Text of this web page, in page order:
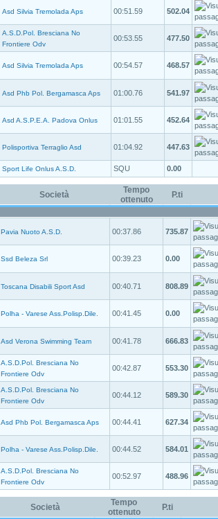
Asd Silvia Tremolada Aps 00:51.59 502.04
A.S.D.Pol. Bresciana No
Frontiere Odv
00:53.55 477.50
Asd Silvia Tremolada Aps 00:54.57 468.57
Asd Phb Pol. Bergamasca Aps 01:00.76 541.97
Asd A.S.P.E.A. Padova Onlus 01:01.55 452.64
Polisportiva Terraglio Asd 01:04.92 447.63
Sport Life Onlus A.S.D. SQU 0.00
Società
Tempo
ottenuto
P.ti
Pavia Nuoto A.S.D. 00:37.86 735.87
Ssd Beleza Srl 00:39.23 0.00
Toscana Disabili Sport Asd 00:40.71 808.89
Polha - Varese Ass.Polisp.Dile. 00:41.45 0.00
Asd Verona Swimming Team 00:41.78 666.83
A.S.D.Pol. Bresciana No
Frontiere Odv
00:42.87 553.30
A.S.D.Pol. Bresciana No
Frontiere Odv
00:44.12 589.30
Asd Phb Pol. Bergamasca Aps 00:44.41 627.34
Polha - Varese Ass.Polisp.Dile. 00:44.52 584.01
A.S.D.Pol. Bresciana No
Frontiere Odv
00:52.97 488.96
Società
Tempo
ottenuto
P.ti